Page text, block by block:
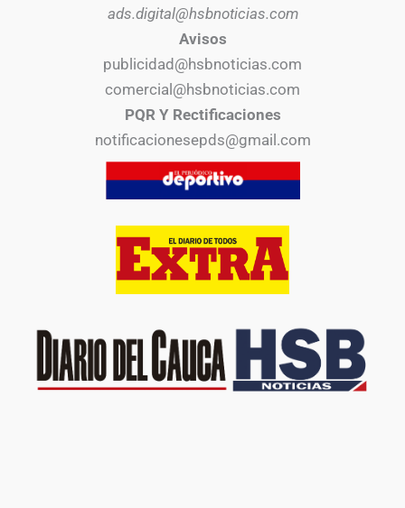
ads.digital@hsbnoticias.com
Avisos
publicidad@hsbnoticias.com
comercial@hsbnoticias.com
PQR Y Rectificaciones
notificacionesepds@gmail.com